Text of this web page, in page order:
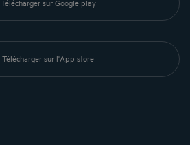
Télécharger sur Google play
Télécharger sur l'App store